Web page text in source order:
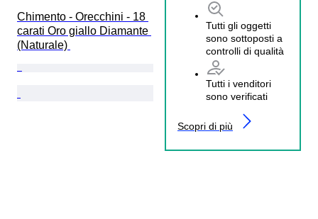
Tutti gli oggetti
sono sottoposti a
controlli di qualità
Tutti i venditori
sono verificati
Scopri di più
Chimento - Orecchini - 18
carati Oro giallo Diamante
(Naturale)